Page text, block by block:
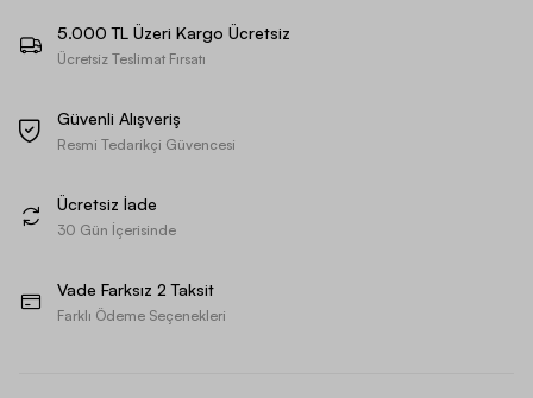
5.000 TL Üzeri Kargo Ücretsiz
Ücretsiz Teslimat Fırsatı
Güvenli Alışveriş
Resmi Tedarikçi Güvencesi
Ücretsiz İade
30 Gün İçerisinde
Vade Farksız 2 Taksit
Farklı Ödeme Seçenekleri